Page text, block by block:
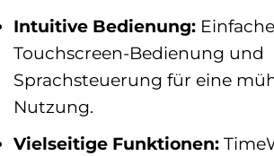
Intuitive Bedienung: Einfache
Touchscreen-Bedienung und
Sprachsteuerung für eine
Nutzung.
Vielseitige Funktionen: